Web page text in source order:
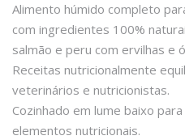
Alimento húmido completo
com ingredientes 100%
salmão e peru com ervilhas e
Receitas nutricionalmente
veterinários e nutricionistas.
Cozinhado em lume baixo
elementos nutricionais.